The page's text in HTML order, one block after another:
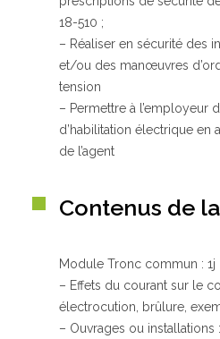
GRETA-CFA Haute-Saône –
GRETA-CFA du Haut-Doubs
GRETA-CFA Jura
18-510 ;
– Réaliser en sécurité des
et/ou des manœuvres
tension
– Permettre à l’employeur
d’habilitation électrique en
de l’agent
Contenus de
Module Tronc commun : 1j
– Effets du courant sur le
électrocution, brûlure,
– Ouvrages ou installations